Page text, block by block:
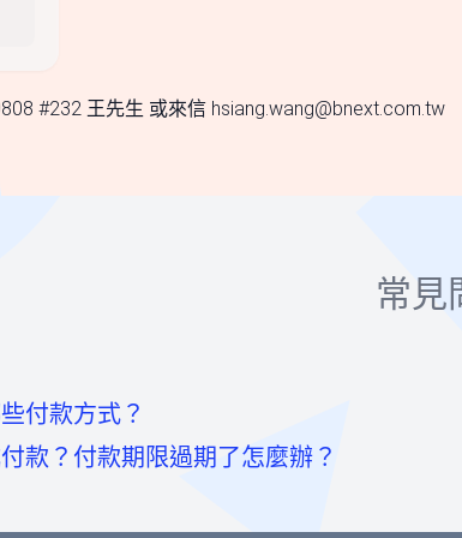
#232 王先生 或來信 hsiang.wang@bnext.com.tw*
常見
要報名」按鈕後，至票券資訊頁點選「請先登入」按
付款方式？
泰世華信義分行帳號，可ATM/線上轉帳、臨櫃匯
款？付款期限過期了怎麼辦？